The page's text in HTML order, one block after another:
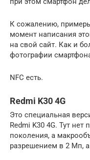
К сожалению,
момент написания
на свой сайт. Как и
фотографии
NFC есть.
Redmi K30 4G
Это специальная
Redmi K30 4G. Тут нет
поколения, а
разрешением в 2 Мп, а